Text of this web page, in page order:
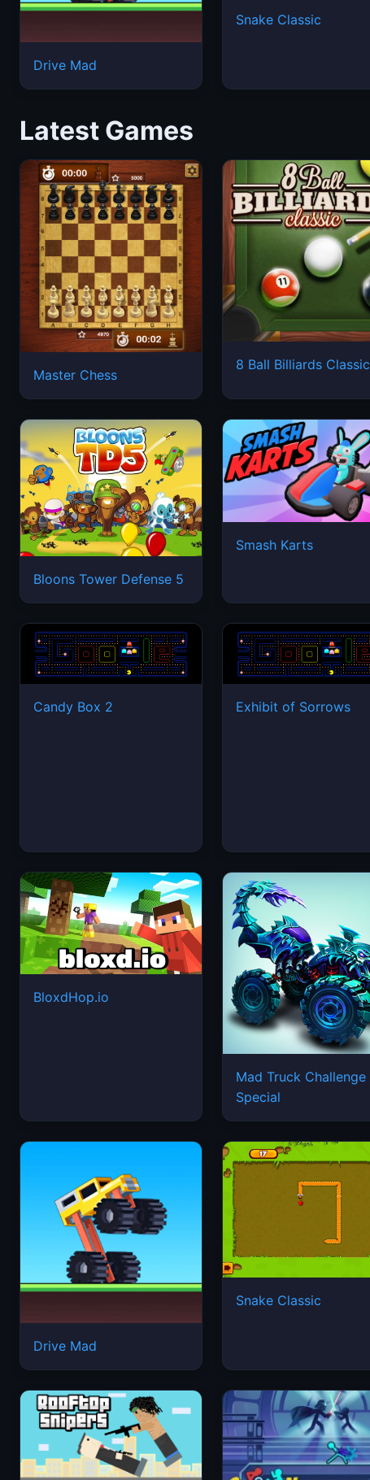
Drive Mad
Snake Classic
Latest Games
Master Chess
8 Ball Billiards Classic
Bloons Tower Defense 5
Smash Karts
Candy Box 2 Exhibit of Sorrows
BloxdHop.io
Mad Truck Challenge
Special
Drive Mad
Snake Classic